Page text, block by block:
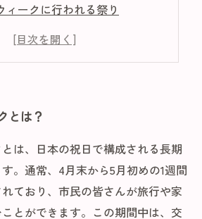
ィークに行われる祭り
ィークに参拝したい神社・寺院
とは？
は、日本の祝日で構成される長期
。通常、4月末から5月初めの1週間
ており、市民の皆さんが旅行や家
とができます。この期間中は、交